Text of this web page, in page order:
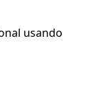
usando